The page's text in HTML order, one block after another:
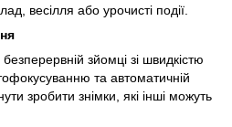
весілля або урочисті події.
зйомці зі швидкістю
та автоматичній
зробити знімки, які інші можуть